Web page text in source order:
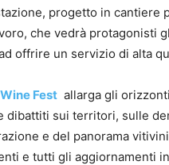
progetto in cantiere
che vedrà protagonisti
offrire un servizio di alta
Fest allarga gli
dibattiti sui territori, sulle
e del panorama
e tutti gli aggiornamenti